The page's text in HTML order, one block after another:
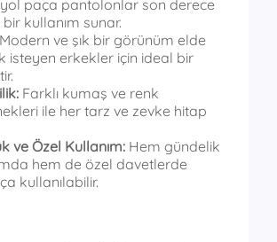
paça pantolonlar son derece
kullanım sunar.
Modern ve şık bir görünüm elde
isteyen erkekler için ideal bir
Farklı kumaş ve renk
ile her tarz ve zevke hitap
ve Özel Kullanım: Hem gündelik
hem de özel davetlerde
kullanılabilir.